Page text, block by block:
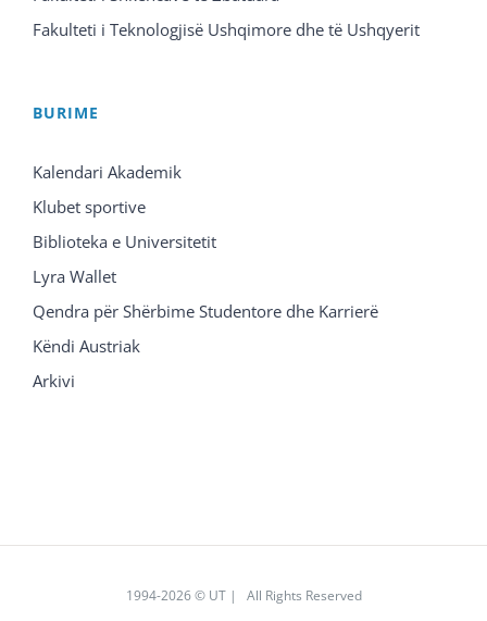
Fakulteti i Teknologjisë Ushqimore dhe të Ushqyerit
BURIME
Kalendari Akademik
Klubet sportive
Biblioteka e Universitetit
Lyra Wallet
Qendra për Shërbime Studentore dhe Karrierë
Këndi Austriak
Arkivi
1994-2026 © UT | All Rights Reserved